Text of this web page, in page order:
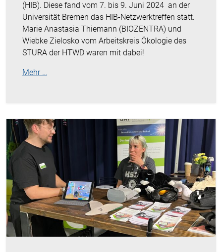
(HIB). Diese fand vom 7. bis 9. Juni 2024 an der
Universität Bremen das HIB-Netzwerktreffen statt.
Marie Anastasia Thiemann (BIOZENTRA) und
Wiebke Zielosko vom Arbeitskreis Ökologie des
STURA der HTWD waren mit dabei!
Mehr …